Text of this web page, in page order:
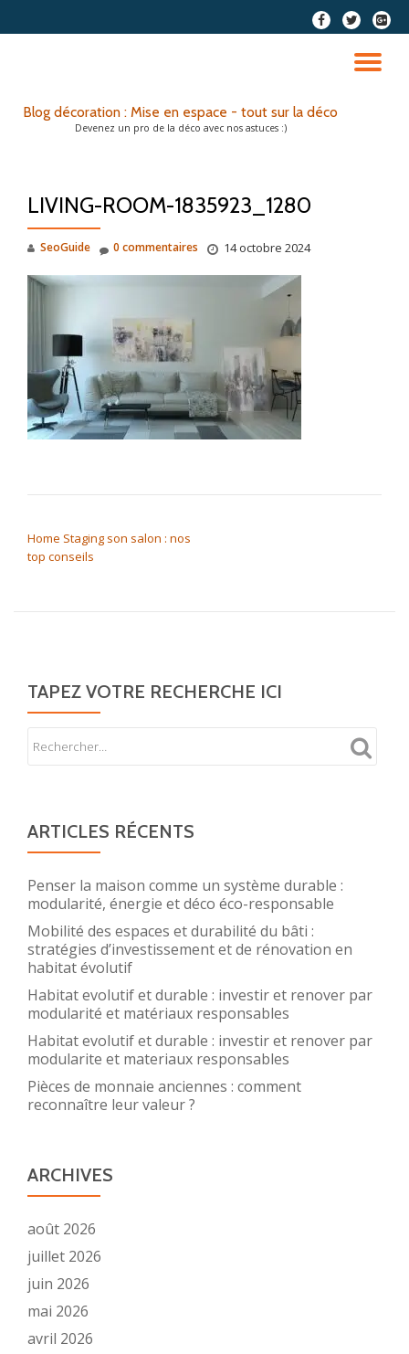
fa-
facebook
fa-
twitter
fa-
plus-
Blog décoration : Mise en espace - tout sur la déco
Devenez un pro de la déco avec nos astuces :)
LIVING-ROOM-1835923_1280
SeoGuide 14 octobre 2024
0 commentaires
Home Staging son salon : nos
top conseils
TAPEZ VOTRE RECHERCHE ICI
ARTICLES RÉCENTS
Penser la maison comme un système durable :
modularité, énergie et déco éco-responsable
Mobilité des espaces et durabilité du bâti :
stratégies d’investissement et de rénovation en
habitat évolutif
Habitat evolutif et durable : investir et renover par
modularité et matériaux responsables
Habitat evolutif et durable : investir et renover par
modularite et materiaux responsables
Pièces de monnaie anciennes : comment
reconnaître leur valeur ?
ARCHIVES
août 2026
juillet 2026
juin 2026
mai 2026
avril 2026